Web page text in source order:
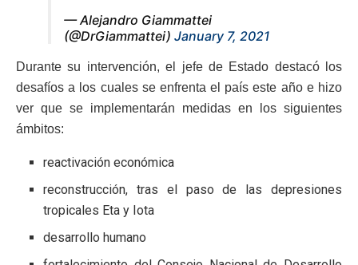
— Alejandro Giammattei
(@DrGiammattei) January 7, 2021
Durante su intervención, el jefe de Estado destacó los
desafíos a los cuales se enfrenta el país este año e hizo
ver que se implementarán medidas en los siguientes
ámbitos:
reactivación económica
reconstrucción, tras el paso de las depresiones
tropicales Eta y Iota
desarrollo humano